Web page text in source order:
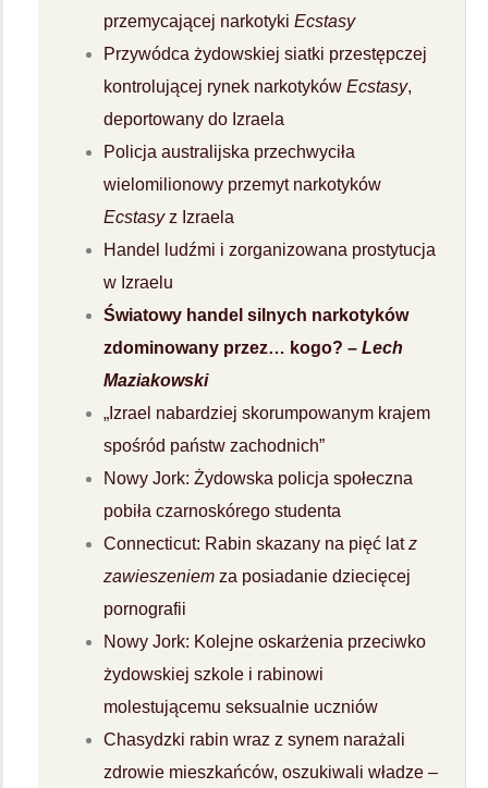
przemycającej narkotyki Ecstasy
Przywódca żydowskiej siatki przestępczej
kontrolującej rynek narkotyków Ecstasy,
deportowany do Izraela
Policja australijska przechwyciła
wielomilionowy przemyt narkotyków
Ecstasyz Izraela
Handel ludźmi i zorganizowana prostytucja
w Izraelu
Światowy handel silnych narkotyków
zdominowany przez… kogo? – Lech
Maziakowski
„Izrael nabardziej skorumpowanym krajem
spośród państw zachodnich”
Nowy Jork: Żydowska policja społeczna
pobiła czarnoskórego studenta
Connecticut: Rabin skazany na pięć latz
zawieszeniem za posiadanie dziecięcej
pornografii
Nowy Jork: Kolejne oskarżenia przeciwko
żydowskiej szkole i rabinowi
molestującemu seksualnie uczniów
Chasydzki rabin wraz z synem narażali
zdrowie mieszkańców, oszukiwali władze –